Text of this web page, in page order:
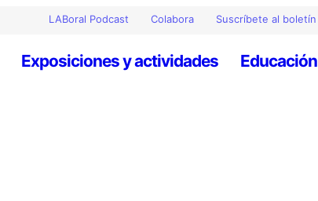
LABoral Podcast Colabora Suscríbete al boletín
Exposiciones y actividades Educación